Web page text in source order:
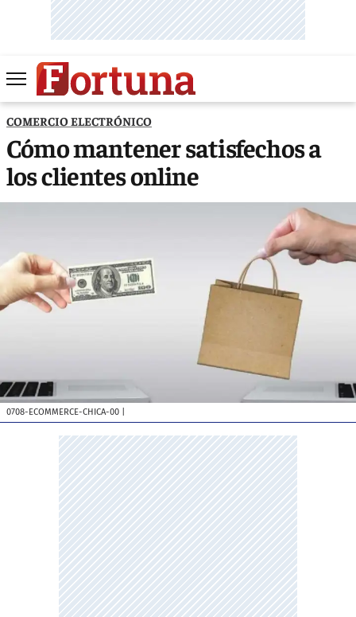
COMERCIO ELECTRÓNICO
Cómo mantener satisfechos a
los clientes online
0708-ECOMMERCE-CHICA-00